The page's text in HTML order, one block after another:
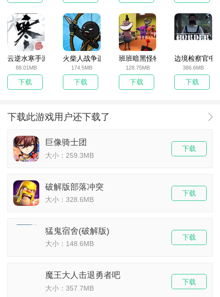
云逆水寒手游
88.01MB
下载
火柴人战争遗产无敌版
174.5MB
下载
班班暗黑怪物生存挑战5
128.75MB
下载
边境检察官中
386.6MB
下载
下载此游戏用户还下载了
巨像骑士团
大小：259.3MB
下载
破解版部落冲突
大小：328.6MB
下载
猛鬼宿舍(破解版)
大小：148.6MB
下载
魔王大人击退勇者吧
大小：357.7MB
下载